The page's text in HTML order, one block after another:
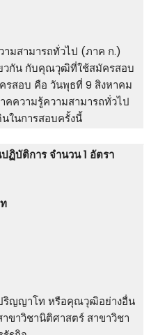
มสามารถทั่วไป (ภาค ก.)
วกัน กับคุณวุฒิที่ใช้สมัครสอบ
รสอบ คือ วันพุธที่ 9 สิงหาคม
ความรู้ความสามารถทั่วไป
ในการสอบครั้งนี้
ฏิบัติการ จำนวน 1 อัตรา
ริญญาโท หรือคุณวุฒิอย่างอื่น
ขาวิชานิติศาสตร์ สาขาวิชา